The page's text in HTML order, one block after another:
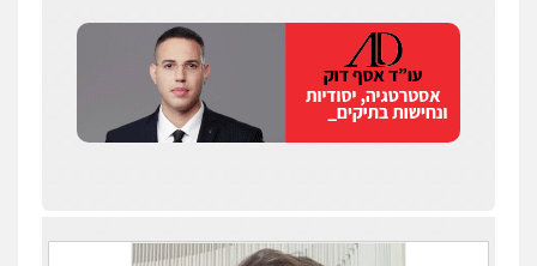
כבריאן, מזר – משרד עורכי דין